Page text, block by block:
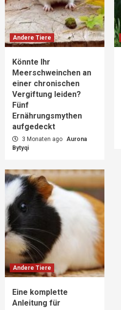
Andere Tiere
Könnte Ihr
Meerschweinchen an
einer chronischen
Vergiftung leiden?
Fünf
Ernährungsmythen
aufgedeckt
3 Monaten ago Aurona
Bytyqi
Andere Tiere
Eine komplette
Anleitung für